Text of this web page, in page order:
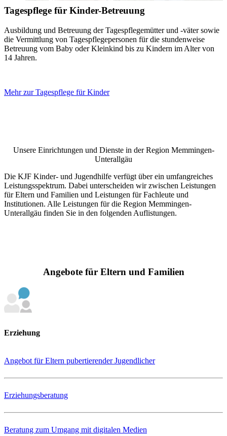
Tagespflege für Kinder-Betreuung
Ausbildung und Betreuung der Tagespflegemütter und -väter sowie
die Vermittlung von Tagespflegepersonen für die stundenweise
Betreuung vom Baby oder Kleinkind bis zu Kindern im Alter von
14 Jahren.
Mehr zur Tagespflege für Kinder
Unsere Einrichtungen und Dienste in der Region Memmingen-
Unterallgäu
Die KJF Kinder- und Jugendhilfe verfügt über ein umfangreiches
Leistungsspektrum. Dabei unterscheiden wir zwischen Leistungen
für Eltern und Familien und Leistungen für Fachleute und
Institutionen. Alle Leistungen für die Region Memmingen-
Unterallgäu finden Sie in den folgenden Auflistungen.
Angebote für Eltern und Familien
Erziehung
Angebot für Eltern pubertierender Jugendlicher
Erziehungsberatung
Beratung zum Umgang mit digitalen Medien